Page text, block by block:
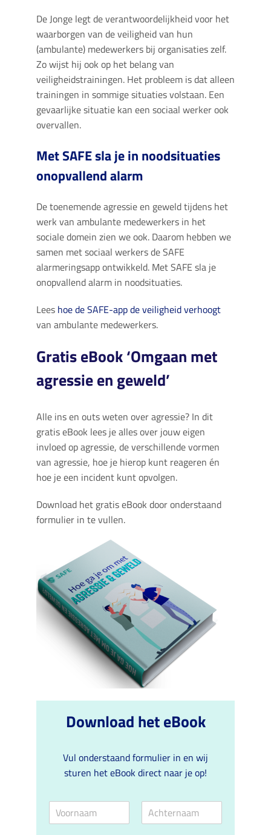
De Jonge legt de verantwoordelijkheid voor het
waarborgen van de veiligheid van hun
(ambulante) medewerkers bij organisaties zelf.
Zo wijst hij ook op het belang van
veiligheidstrainingen. Het probleem is dat alleen
trainingen in sommige situaties volstaan. Een
gevaarlijke situatie kan een sociaal werker ook
overvallen.
Met SAFE sla je in noodsituaties
onopvallend alarm
De toenemende agressie en geweld tijdens het
werk van ambulante medewerkers in het
sociale domein zien we ook. Daarom hebben we
samen met sociaal werkers de SAFE
alarmeringsapp ontwikkeld. Met SAFE sla je
onopvallend alarm in noodsituaties.
Lees hoe de SAFE-app de veiligheid verhoogt
van ambulante medewerkers.
Gratis eBook ‘Omgaan met
agressie en geweld’
Alle ins en outs weten over agressie? In dit
gratis eBook lees je alles over jouw eigen
invloed op agressie, de verschillende vormen
van agressie, hoe je hierop kunt reageren én
hoe je een incident kunt opvolgen.
Download het gratis eBook door onderstaand
formulier in te vullen.
Download het eBook
Vul onderstaand formulier in en wij
sturen het eBook direct naar je op!
N